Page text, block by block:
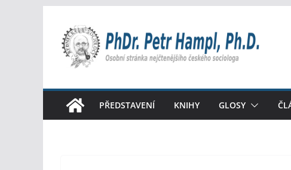
obsah
PŘEDSTAVENÍ KNIHY GLOSY